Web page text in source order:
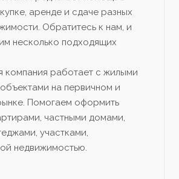
аренде и сдаче разных
Обратитесь к нам, и
несколько подходящих
компания работает с жилыми
на первичном и
Помогаем оформить
частными домами,
участками,
недвижимостью.